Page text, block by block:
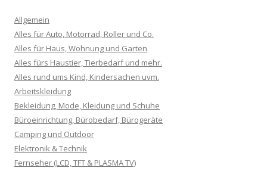
Allgemein
Alles für Auto, Motorrad, Roller und Co.
Alles für Haus, Wohnung und Garten
Alles fürs Haustier, Tierbedarf und mehr.
Alles rund ums Kind, Kindersachen uvm.
Arbeitskleidung
Bekleidung, Mode, Kleidung und Schuhe
Büroeinrichtung, Bürobedarf, Bürogeräte
Camping und Outdoor
Elektronik & Technik
Fernseher (LCD, TFT & PLASMA TV)